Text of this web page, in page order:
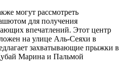
могут рассмотреть
для получения
впечатлений. Этот центр
на улице Аль-Сеяхи в
захватывающие прыжки в
Марина и Пальмой